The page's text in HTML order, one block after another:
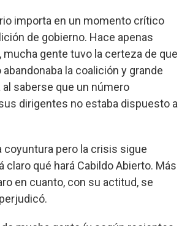
importa en un momento crítico
de gobierno. Hace apenas
mucha gente tuvo la certeza de que
la coalición y grande
saberse que un número
dirigentes no estaba dispuesto a
coyuntura pero la crisis sigue
claro qué hará Cabildo Abierto. Más
en cuanto, con su actitud, se